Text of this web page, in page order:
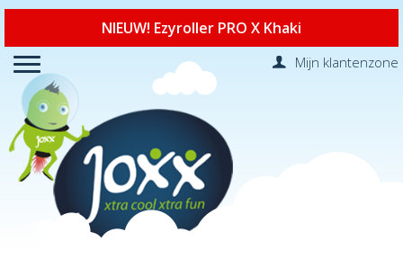
NIEUW! Ezyroller PRO X Khaki
Mijn klantenzone